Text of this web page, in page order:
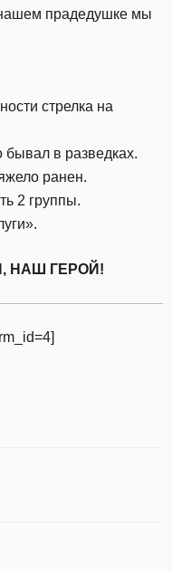
прадедушке мы
стрелка на
бывал в разведках.
ранен.
2 группы.
НАШ ГЕРОЙ!